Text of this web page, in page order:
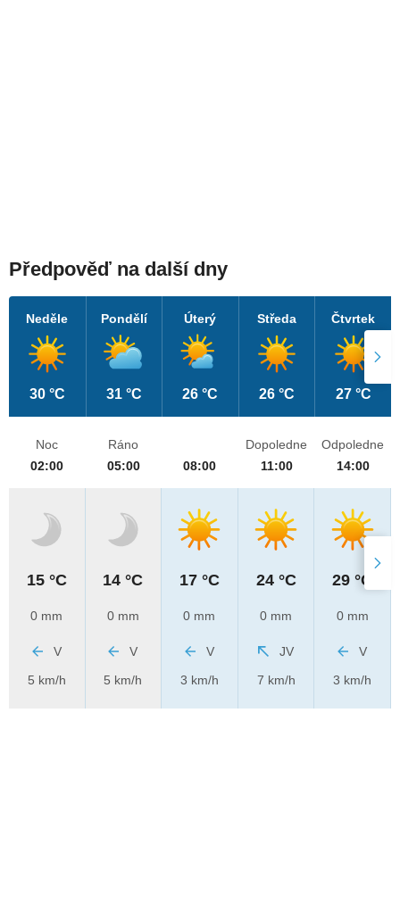
Předpověď na další dny
Neděle
30 °C
Pondělí
31 °C
Úterý
26 °C
Středa
26 °C
Čtvrtek
27 °C
Noc
02:00
15 °C
0 mm
V
5 km/h
Ráno
05:00
14 °C
0 mm
V
5 km/h
08:00
17 °C
0 mm
V
3 km/h
Dopoledne
11:00
24 °C
0 mm
JV
7 km/h
Odpoledne
14:00
29 °C
0 mm
V
3 km/h